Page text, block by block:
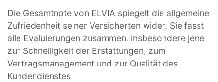
Die Gesamtnote von ELVIA spiegelt die allgemeine
Zufriedenheit seiner Versicherten wider. Sie fasst
alle Evaluierungen zusammen, insbesondere jene
zur Schnelligkeit der Erstattungen, zum
Vertragsmanagement und zur Qualität des
Kundendienstes